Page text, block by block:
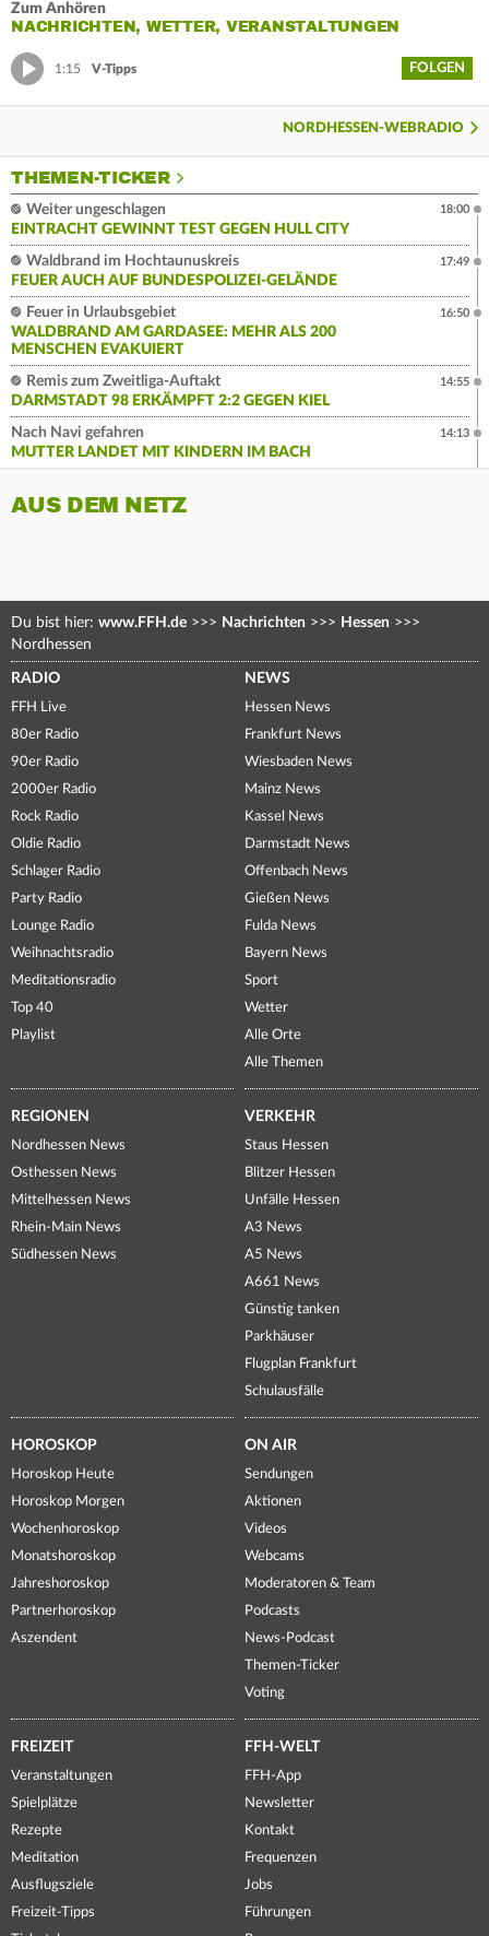
Zum Anhören
NACHRICHTEN, WETTER, VERANSTALTUNGEN
1:15 V-Tipps FOLGEN
NORDHESSEN-WEBRADIO
THEMEN-TICKER
Weiter ungeschlagen
EINTRACHT GEWINNT TEST GEGEN HULL CITY
18:00
Waldbrand im Hochtaunuskreis
FEUER AUCH AUF BUNDESPOLIZEI-GELÄNDE
17:49
Feuer in Urlaubsgebiet
WALDBRAND AM GARDASEE: MEHR ALS 200
MENSCHEN EVAKUIERT
16:50
Remis zum Zweitliga-Auftakt
DARMSTADT 98 ERKÄMPFT 2:2 GEGEN KIEL
14:55
Nach Navi gefahren
MUTTER LANDET MIT KINDERN IM BACH
14:13
AUS DEM NETZ
Du bist hier: www.FFH.de >>> Nachrichten >>> Hessen >>>
Nordhessen
RADIO
FFH Live
80er Radio
90er Radio
2000er Radio
Rock Radio
Oldie Radio
Schlager Radio
Party Radio
Lounge Radio
Weihnachtsradio
Meditationsradio
Top 40
Playlist
NEWS
Hessen News
Frankfurt News
Wiesbaden News
Mainz News
Kassel News
Darmstadt News
Offenbach News
Gießen News
Fulda News
Bayern News
Sport
Wetter
Alle Orte
Alle Themen
REGIONEN
Nordhessen News
Osthessen News
Mittelhessen News
Rhein-Main News
Südhessen News
VERKEHR
Staus Hessen
Blitzer Hessen
Unfälle Hessen
A3 News
A5 News
A661 News
Günstig tanken
Parkhäuser
Flugplan Frankfurt
Schulausfälle
HOROSKOP
Horoskop Heute
Horoskop Morgen
Wochenhoroskop
Monatshoroskop
Jahreshoroskop
Partnerhoroskop
Aszendent
ON AIR
Sendungen
Aktionen
Videos
Webcams
Moderatoren & Team
Podcasts
News-Podcast
Themen-Ticker
Voting
FREIZEIT
Veranstaltungen
Spielplätze
Rezepte
Meditation
Ausflugsziele
Freizeit-Tipps
FFH-WELT
FFH-App
Newsletter
Kontakt
Frequenzen
Jobs
Führungen